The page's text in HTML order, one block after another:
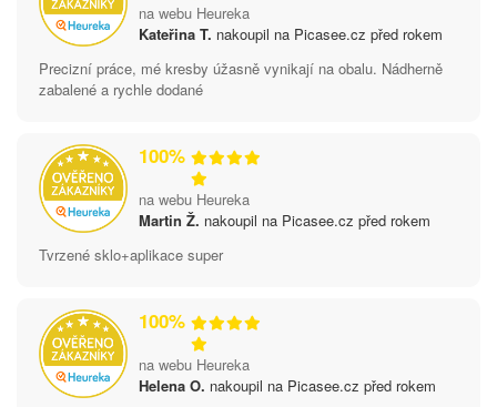
na webu Heureka
Kateřina T. nakoupil na Picasee.cz před rokem
Precizní práce, mé kresby úžasně vynikají na obalu. Nádherně
zabalené a rychle dodané
100%
na webu Heureka
Martin Ž. nakoupil na Picasee.cz před rokem
Tvrzené sklo+aplikace super
100%
na webu Heureka
Helena O. nakoupil na Picasee.cz před rokem